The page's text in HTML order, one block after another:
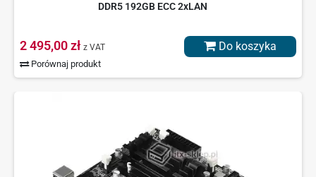
DDR5 192GB ECC 2xLAN
2 495,00 zł z VAT
Porównaj produkt
Do koszyka